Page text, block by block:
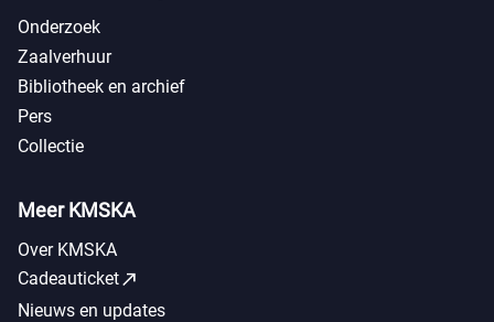
Onderzoek
Zaalverhuur
Bibliotheek en archief
Pers
Collectie
Meer KMSKA
Over KMSKA
Cadeauticketcall_made
Nieuws en updates